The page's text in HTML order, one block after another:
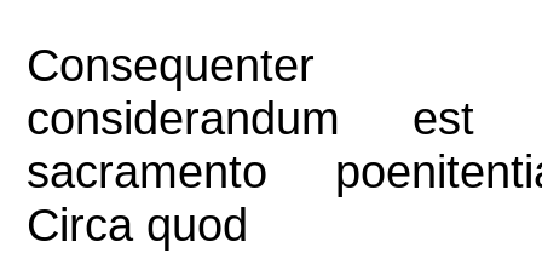
Consequenter
considerandum est
sacramento
Circa quod